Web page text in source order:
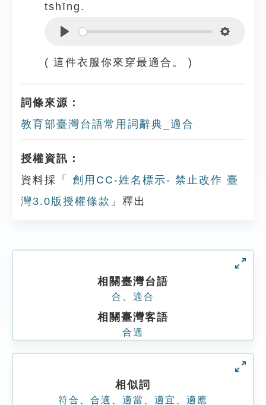
tshīng.
( 這件衣服你來穿最適合。 )
詞條來源：
教育部臺灣台語常用詞辭典_適合
授權資訊：
資料採「
創用CC-姓名標示- 禁止改作 臺
灣3.0版授權條款 」釋出
相關臺灣台語
合 適合
相關臺灣客語
合適
相似詞
符合 合適 適當 適宜 適應